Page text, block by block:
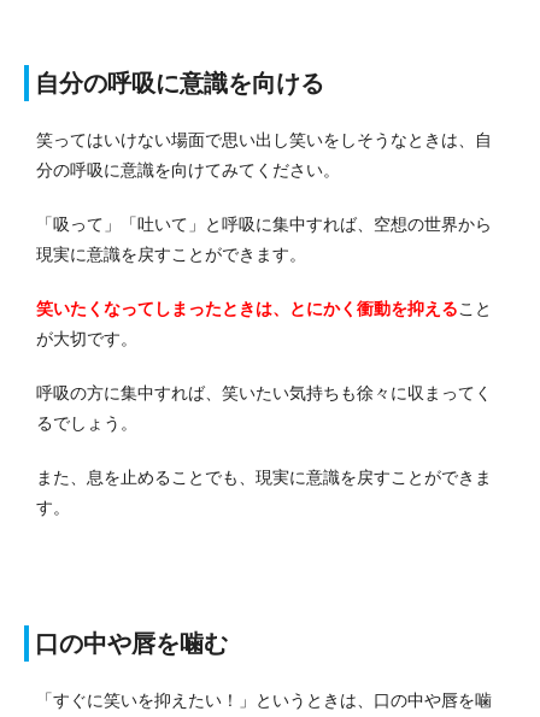
自分の呼吸に意識を向ける
笑ってはいけない場面で思い出し笑いをしそうなときは、自
分の呼吸に意識を向けてみてください。
「吸って」「吐いて」と呼吸に集中すれば、空想の世界から
現実に意識を戻すことができます。
笑いたくなってしまったときは、とにかく衝動を抑えること
が大切です。
呼吸の方に集中すれば、笑いたい気持ちも徐々に収まってく
るでしょう。
また、息を止めることでも、現実に意識を戻すことができま
す。
口の中や唇を噛む
「すぐに笑いを抑えたい！」というときは、口の中や唇を噛